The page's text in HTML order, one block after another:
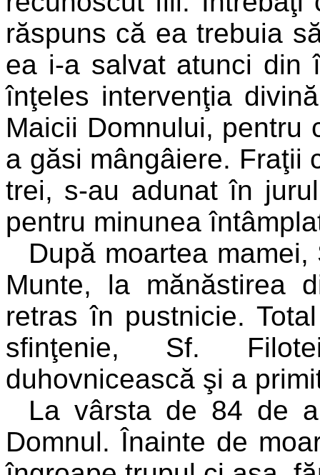
răspuns că ea trebuia
ea i-a salvat atunci din
înţeles intervenţia
Maicii Domnului, pentru
a găsi mângâiere. Fraţii
trei, s-au adunat în
pentru minunea
După moartea
Munte, la mănăstirea
retras în pustnicie.
sfinţenie, Sf.
duhovnicească şi a
La vârsta de 84 de
Domnul. Înainte de